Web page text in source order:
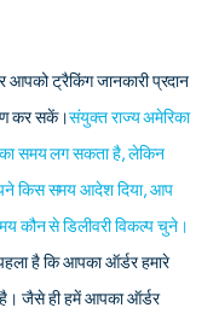
ट्रैकिंग जानकारी प्रदान
कर सकें।संयुक्त राज्य अमेरिका
समय लग सकता है, लेकिन
किस समय आदेश दिया, आप
कौन से डिलीवरी विकल्प चुने।
है कि आपका ऑर्डर हमारे
है। जैसे ही हमें आपका ऑर्डर